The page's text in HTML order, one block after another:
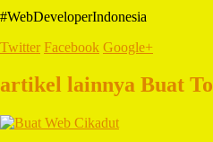
#WebDeveloperIndonesia
Twitter Facebook Google+
artikel lainnya Buat